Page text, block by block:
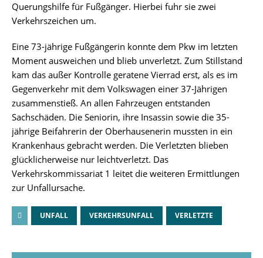
Querungshilfe für Fußgänger. Hierbei fuhr sie zwei
Verkehrszeichen um.
Eine 73-jährige Fußgängerin konnte dem Pkw im letzten
Moment ausweichen und blieb unverletzt. Zum Stillstand
kam das außer Kontrolle geratene Vierrad erst, als es im
Gegenverkehr mit dem Volkswagen einer 37-Jährigen
zusammenstieß. An allen Fahrzeugen entstanden
Sachschäden. Die Seniorin, ihre Insassin sowie die 35-
jährige Beifahrerin der Oberhausenerin mussten in ein
Krankenhaus gebracht werden. Die Verletzten blieben
glücklicherweise nur leichtverletzt. Das
Verkehrskommissariat 1 leitet die weiteren Ermittlungen
zur Unfallursache.
UNFALL VERKEHRSUNFALL VERLETZTE